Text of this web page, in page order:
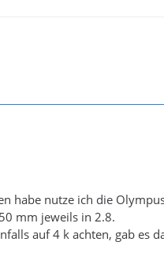
habe nutze ich die
mm jeweils in 2.8.
auf 4 k achten, gab es